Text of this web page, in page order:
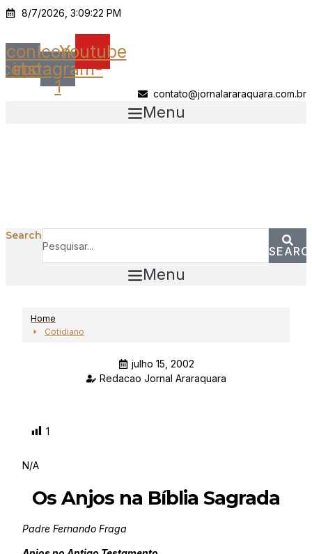
Ir
o
conteúdo
8/7/2026, 3:09:22 PM
Icon-Icon-
instagram-
1
Youtube
contato@jornalararaquara.com.br
Menu
Search
Menu
Home
Cotidiano
julho 15, 2002
Redacao Jornal Araraquara
1
N/A
Os Anjos na Bíblia Sagrada
Padre Fernando Fraga